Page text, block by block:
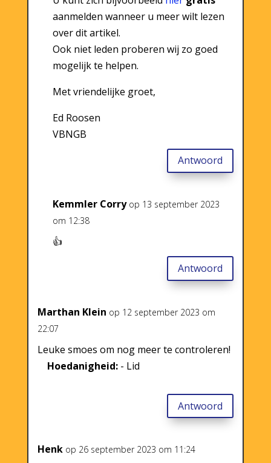
aanmelden wanneer u meer wilt lezen
over dit artikel.
Ook niet leden proberen wij zo goed
mogelijk te helpen.
Met vriendelijke groet,
Ed Roosen
VBNGB
Antwoord
Kemmler Corry op 13 september 2023
om 12:38
👍
Antwoord
Marthan Klein op 12 september 2023 om
22:07
Leuke smoes om nog meer te controleren!
Hoedanigheid:- Lid
Antwoord
Henk op 26 september 2023 om 11:24